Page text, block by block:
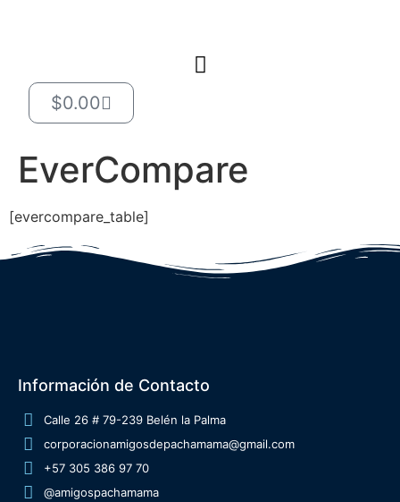
$0.00
EverCompare
[evercompare_table]
Información de Contacto
Calle 26 # 79-239 Belén la Palma
corporacionamigosdepachamama@gmail.com
+57 305 386 97 70
@amigospachamama